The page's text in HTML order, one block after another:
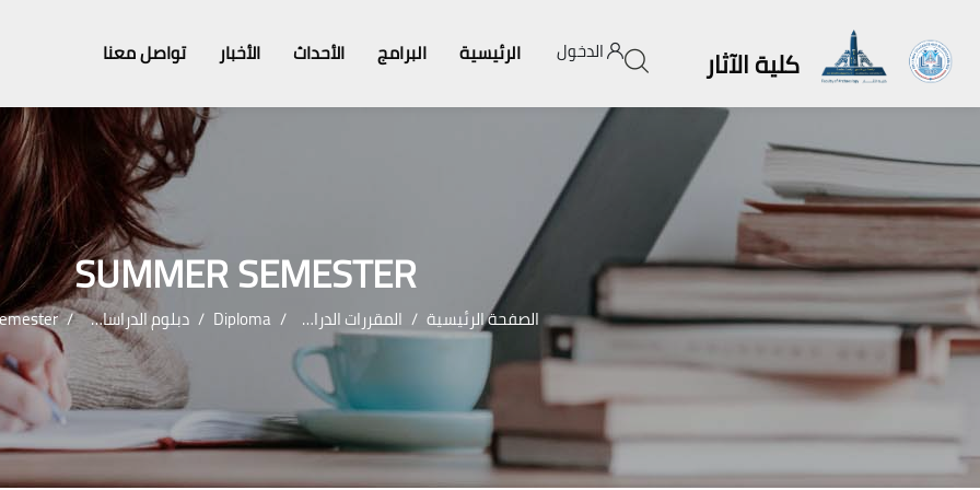
كلية الآثار الدخول الرئيسية البرامج الأحداث الأخبار تواصل معنا
SUMMER SEMESTER
الصفحة الرئيسية المقررات الدراسية Diploma دبلوم الدراسات البردية و النقوش المصرية القديمة Semester